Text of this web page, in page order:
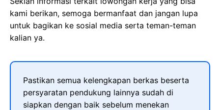
kami berikan, semoga bermanfaat dan jangan lupa
untuk bagikan ke sosial media serta teman-teman
kalian ya.
Pastikan semua kelengkapan berkas beserta
persyaratan pendukung lainnya sudah di
siapkan dengan baik sebelum menekan